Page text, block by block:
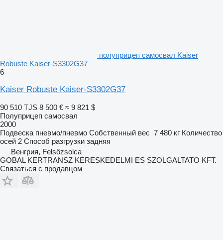
полуприцеп самосвал Kaiser
Robuste Kaiser-S3302G37
6
Kaiser Robuste Kaiser-S3302G37
90 510 TJS 8 500 € ≈ 9 821 $
Полуприцеп самосвал
2000
Подвеска пневмо/пневмо Собственный вес 7 480 кг Количество
осей 2 Способ разгрузки задняя
Венгрия, Felsőzsolca
GOBAL KERTRANSZ KERESKEDELMI ES SZOLGALTATO KFT.
Связаться с продавцом